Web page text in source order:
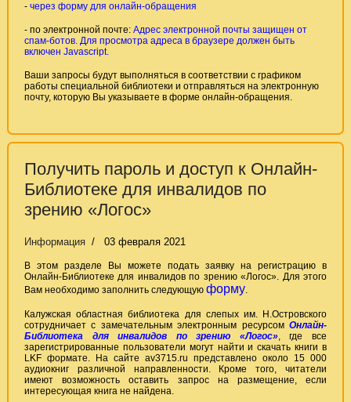
- через форму для онлайн-обращения
- по электронной почте: Адрес электронной почты защищен от
спам-ботов. Для просмотра адреса в браузере должен быть
включен Javascript.
Ваши запросы будут выполняться в соответствии с графиком
работы специальной библиотеки и отправляться на электронную
почту, которую Вы указываете в форме онлайн-обращения.
Получить пароль и доступ к Онлайн-
Библиотеке для инвалидов по
зрению «Логос»
Информация 03 февраля 2021
В этом разделе Вы можете подать заявку на регистрацию в
Онлайн-Библиотеке для инвалидов по зрению «Логос». Для этого
Вам необходимо заполнить следующую форму
Калужская областная библиотека для слепых им. Н.Островского
сотрудничает с замечательным электронным ресурсом Онлайн-
Библиотека для инвалидов по зрению «Логос», где все
зарегистрированные пользователи могут найти и скачать книги в
LKF формате. На сайте av3715.ru представлено около 15 000
аудиокниг различной направленности. Кроме того, читатели
имеют возможность оставить запрос на размещение, если
интересующая книга не найдена.